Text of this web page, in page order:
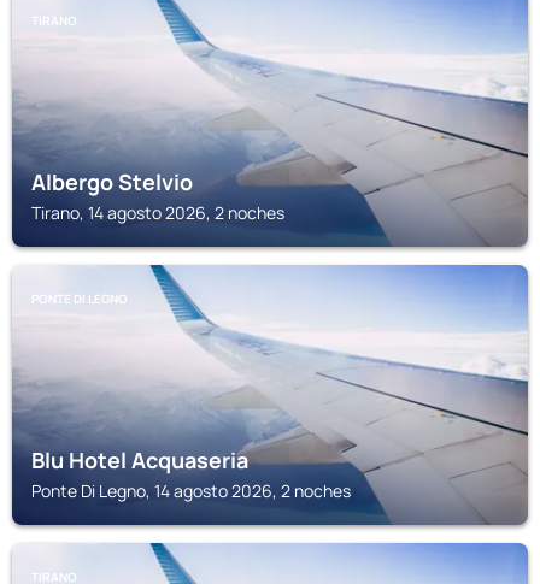
TIRANO
Albergo Stelvio
Tirano, 14 agosto 2026, 2 noches
PONTE DI LEGNO
Blu Hotel Acquaseria
Ponte Di Legno, 14 agosto 2026, 2 noches
TIRANO